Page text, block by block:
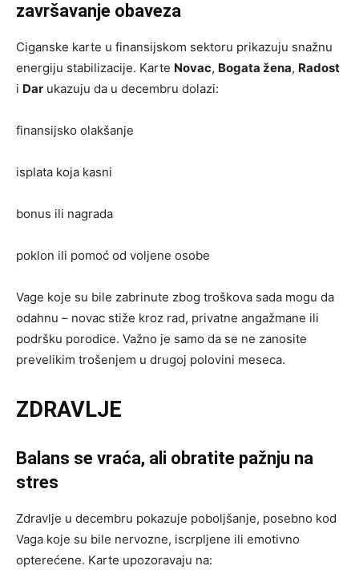
završavanje obaveza
Ciganske karte u finansijskom sektoru prikazuju snažnu
energiju stabilizacije. Karte Novac, Bogata žena, Radost
i Dar ukazuju da u decembru dolazi:
finansijsko olakšanje
isplata koja kasni
bonus ili nagrada
poklon ili pomoć od voljene osobe
Vage koje su bile zabrinute zbog troškova sada mogu da
odahnu – novac stiže kroz rad, privatne angažmane ili
podršku porodice. Važno je samo da se ne zanosite
prevelikim trošenjem u drugoj polovini meseca.
ZDRAVLJE
Balans se vraća, ali obratite pažnju na
stres
Zdravlje u decembru pokazuje poboljšanje, posebno kod
Vaga koje su bile nervozne, iscrpljene ili emotivno
opterećene. Karte upozoravaju na: